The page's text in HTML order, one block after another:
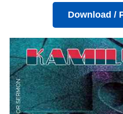
Download /